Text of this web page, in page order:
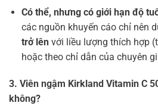
Có thể, nhưng có giới hạn độ
các nguồn khuyến cáo chỉ nên
trở lênvới liều lượng thích hợp
hoặc theo chỉ dẫn của chuyên
3. Viên ngậm Kirkland Vitamin C
không?